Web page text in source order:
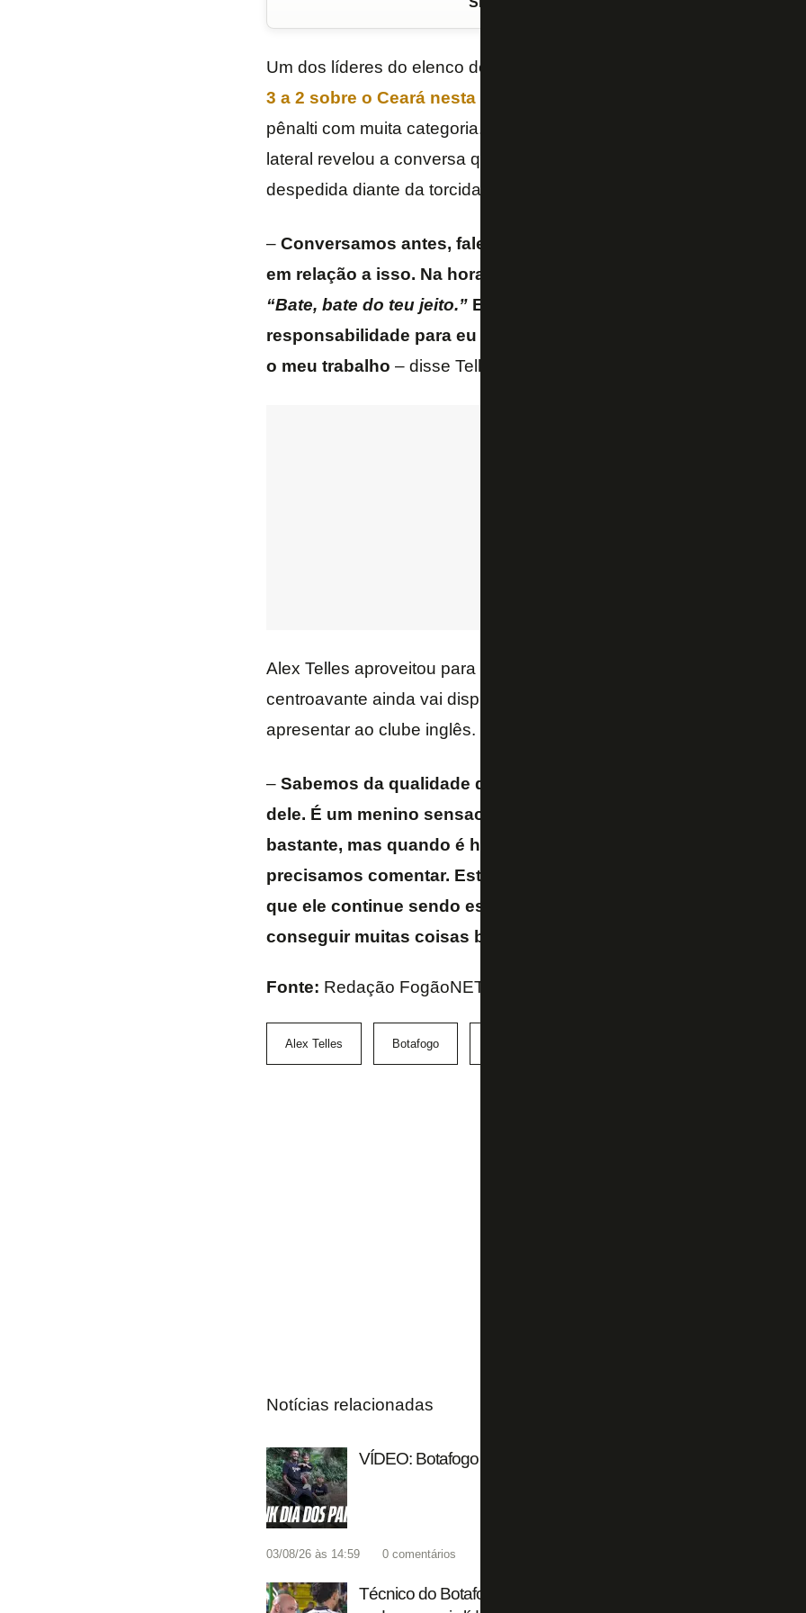
Um dos líderes do elenco do
3 a 2 sobre o Ceará nesta quarta-feira (4/6), no Estádio Nilton
pênalti com muita categoria. Após a partida, válida pela décima
lateral revelou a conversa que teve com o atacante
despedida diante da torcida.
– Conversamos antes, falei que se ele sentia confiança para
em relação a isso. Na hora ali eu peguei a bola, ele me olhou e
“Bate, bate do teu jeito.”Então, ele acabou também assumindo
responsabilidade para eu bater, sou tranquilo com isso, estava
o meu trabalho – disse Telles ao “Prime Video”.
Alex Telles aproveitou para desejar boa sorte a Igor Jesus no
centroavante ainda vai disputar o Super Mundial de Clubes pelo
apresentar ao clube inglês.
– Sabemos da qualidade dele. Que ele não mude, que continue
dele. É um menino sensacional, está sempre muito alegre,
bastante, mas quando é hora de trabalhar, ele trabalha sério. A
precisamos comentar. Está chegando lá na Premier League pela
que ele continue sendo esse menino maravilhoso. Tenho
conseguir muitas coisas boas
Fonte: Redação FogãoNET e Prime Video
Alex Telles Botafogo
Notícias relacionadas
VÍDEO: Botafogo divulga ensaio de nova coleção Reserva Ink
03/08/26 às 14:59 0 comentários
Técnico do Botafogo exalta Alex Telles, em conversas para